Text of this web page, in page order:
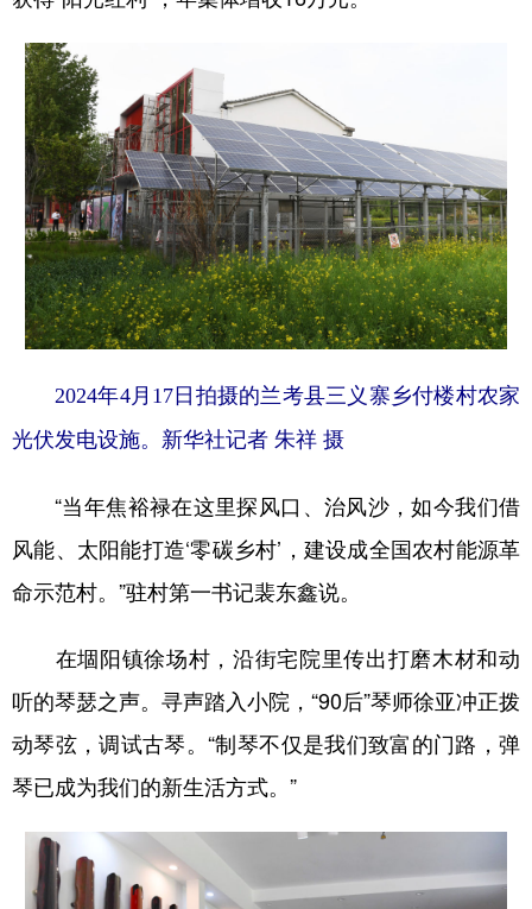
2024年4月17日拍摄的兰考县三义寨乡付楼村农家
光伏发电设施。新华社记者 朱祥 摄
“当年焦裕禄在这里探风口、治风沙，如今我们借
风能、太阳能打造‘零碳乡村’，建设成全国农村能源革
命示范村。”驻村第一书记裴东鑫说。
在堌阳镇徐场村，沿街宅院里传出打磨木材和动
听的琴瑟之声。寻声踏入小院，“90后”琴师徐亚冲正拨
动琴弦，调试古琴。“制琴不仅是我们致富的门路，弹
琴已成为我们的新生活方式。”